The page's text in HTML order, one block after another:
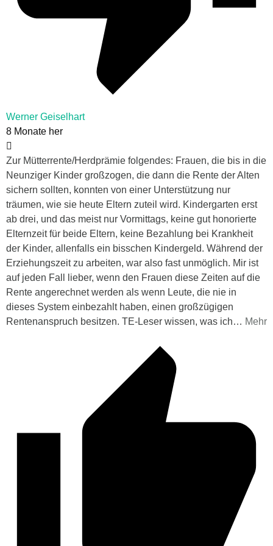
Werner Geiselhart
8 Monate her
Zur Mütterrente/Herdprämie folgendes: Frauen, die bis in die
Neunziger Kinder großzogen, die dann die Rente der Alten
sichern sollten, konnten von einer Unterstützung nur
träumen, wie sie heute Eltern zuteil wird. Kindergarten erst
ab drei, und das meist nur Vormittags, keine gut honorierte
Elternzeit für beide Eltern, keine Bezahlung bei Krankheit
der Kinder, allenfalls ein bisschen Kindergeld. Während der
Erziehungszeit zu arbeiten, war also fast unmöglich. Mir ist
auf jeden Fall lieber, wenn den Frauen diese Zeiten auf die
Rente angerechnet werden als wenn Leute, die nie in
dieses System einbezahlt haben, einen großzügigen
Rentenanspruch besitzen. TE-Leser wissen, was ich… Mehr